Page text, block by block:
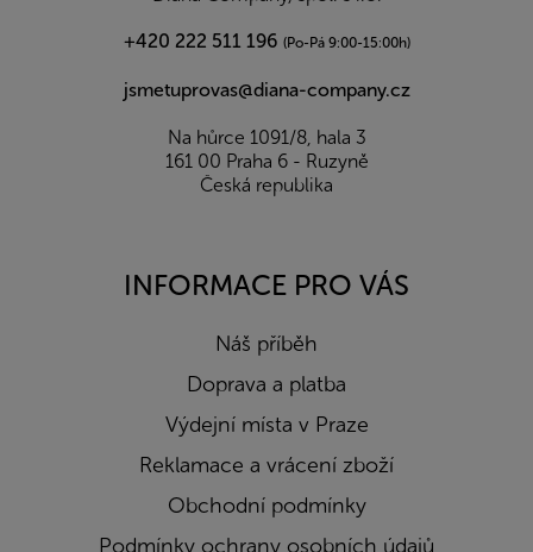
+420 222 511 196 (Po-Pá 9:00-15:00h)
jsmetuprovas@diana-company.cz
Na hůrce 1091/8, hala 3
161 00 Praha 6 - Ruzyně
Česká republika
INFORMACE PRO VÁS
Náš příběh
Doprava a platba
Výdejní místa v Praze
Reklamace a vrácení zboží
Obchodní podmínky
Podmínky ochrany osobních údajů